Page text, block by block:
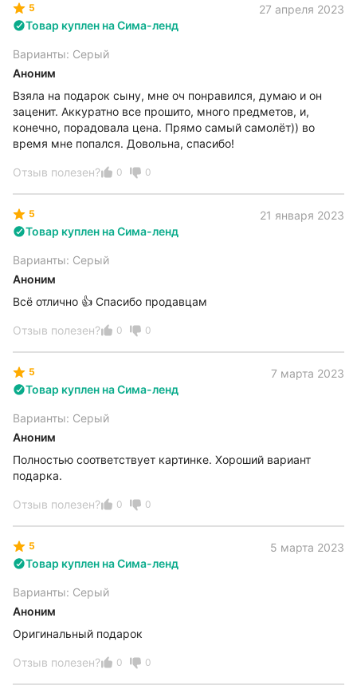
5
27 апреля 2023
Товар куплен на Сима-ленд
Варианты: Серый
Аноним
Взяла на подарок сыну, мне оч понравился, думаю и он
заценит. Аккуратно все прошито, много предметов, и,
конечно, порадовала цена. Прямо самый самолёт)) во
время мне попался. Довольна, спасибо!
Отзыв полезен? 0 0
5
21 января 2023
Товар куплен на Сима-ленд
Варианты: Серый
Аноним
Всё отлично 👍 Спасибо продавцам
Отзыв полезен? 0 0
5
7 марта 2023
Товар куплен на Сима-ленд
Варианты: Серый
Аноним
Полностью соответствует картинке. Хороший вариант
подарка.
Отзыв полезен? 0 0
5
5 марта 2023
Товар куплен на Сима-ленд
Варианты: Серый
Аноним
Оригинальный подарок
Отзыв полезен? 0 0